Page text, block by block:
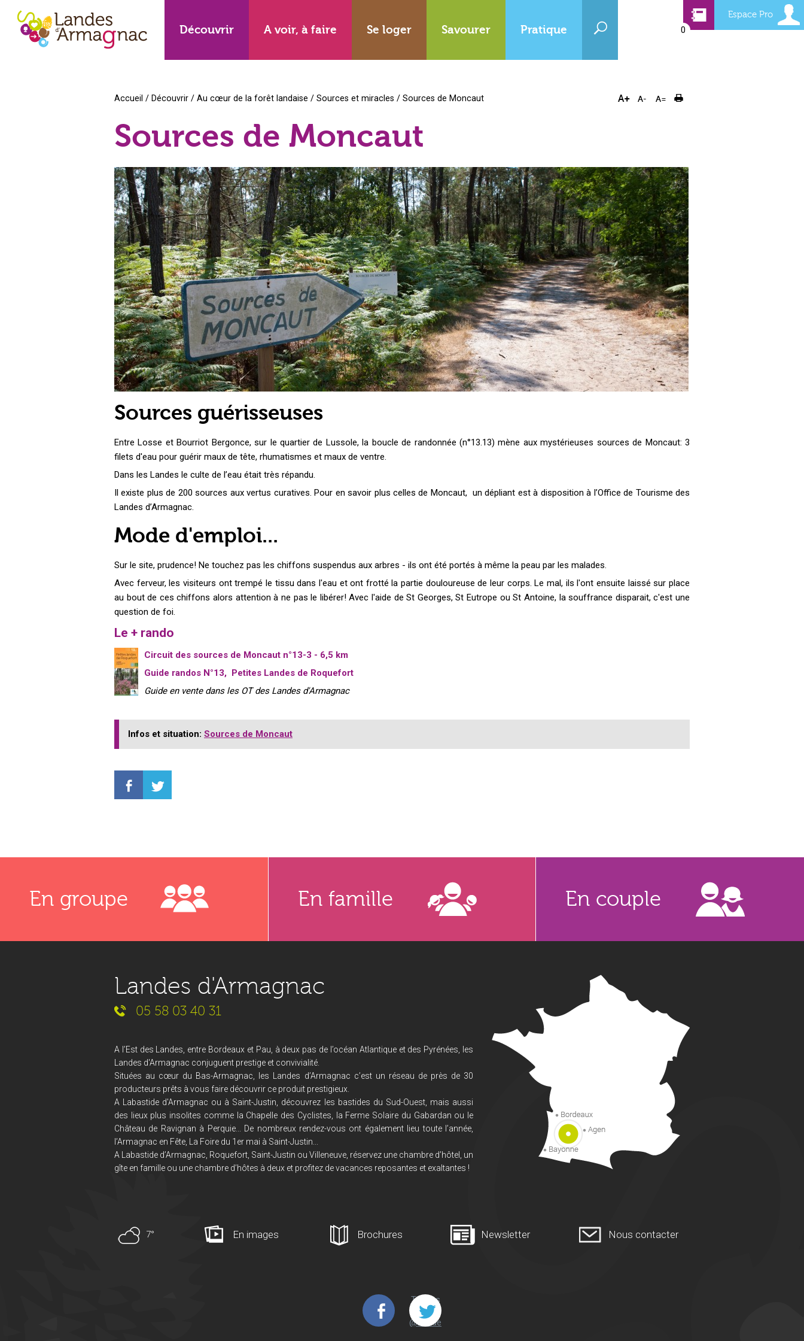
Découvrir A voir, à faire Se loger Savourer Pratique
Espace Pro
0
Accueil / Découvrir / Au cœur de la forêt landaise / Sources et miracles / Sources de Moncaut
Sources de Moncaut
Sources guérisseuses
Entre Losse et Bourriot Bergonce, sur le quartier de Lussole, la boucle de randonnée (n°13.13) mène aux mystérieuses sources de Moncaut: 3
filets d'eau pour guérir maux de tête, rhumatismes et maux de ventre.
Dans les Landes le culte de l’eau était très répandu.
Il existe plus de 200 sources aux vertus curatives. Pour en savoir plus celles de Moncaut, un dépliant est à disposition à l’Office de Tourisme des
Landes d’Armagnac.
Mode d'emploi...
Sur le site, prudence! Ne touchez pas les chiffons suspendus aux arbres - ils ont été portés à même la peau par les malades.
Avec ferveur, les visiteurs ont trempé le tissu dans l'eau et ont frotté la partie douloureuse de leur corps. Le mal, ils l'ont ensuite laissé sur place
au bout de ces chiffons alors attention à ne pas le libérer! Avec l'aide de St Georges, St Eutrope ou St Antoine, la souffrance disparait, c'est une
question de foi.
Le + rando
Circuit des sources de Moncaut n°13-3 - 6,5 km
Guide randos N°13, Petites Landes de Roquefort
Guide en vente dans les OT des Landes d'Armagnac
Infos et situation: Sources de Moncaut
En groupe En famille En couple
Landes d'Armagnac
05 58 03 40 31
A l’Est des Landes, entre Bordeaux et Pau, à deux pas de l’océan Atlantique et des Pyrénées, les
Landes d'Armagnac conjuguent prestige et convivialité.
Situées au cœur du Bas-Armagnac, les Landes d’Armagnac c’est un réseau de près de 30
producteurs prêts à vous faire découvrir ce produit prestigieux.
A Labastide d'Armagnac ou à Saint-Justin, découvrez les bastides du Sud-Ouest, mais aussi
des lieux plus insolites comme la Chapelle des Cyclistes, la Ferme Solaire du Gabardan ou le
Château de Ravignan à Perquie... De nombreux rendez-vous ont également lieu toute l’année,
l’Armagnac en Fête, La Foire du 1er mai à Saint-Justin...
A Labastide d’Armagnac, Roquefort, Saint-Justin ou Villeneuve, réservez une chambre d’hôtel, un
gîte en famille ou une chambre d’hôtes à deux et profitez de vacances reposantes et exaltantes !
7° En images Brochures Newsletter Nous contacter
Tweets
de
@Lande